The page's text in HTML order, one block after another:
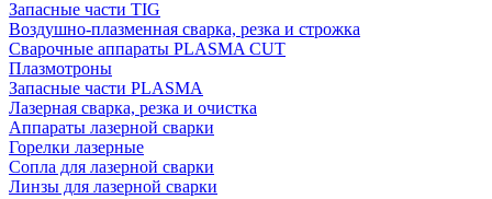
Запасные части TIG
Воздушно-плазменная сварка, резка и строжка
Сварочные аппараты PLASMA CUT
Плазмотроны
Запасные части PLASMA
Лазерная сварка, резка и очистка
Аппараты лазерной сварки
Горелки лазерные
Сопла для лазерной сварки
Линзы для лазерной сварки